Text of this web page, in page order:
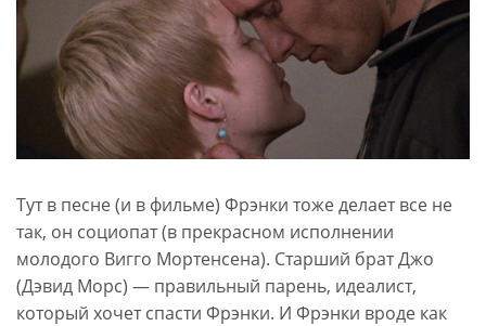
Тут в песне (и в фильме) Фрэнки тоже делает все не
так, он социопат (в прекрасном исполнении
молодого Вигго Мортенсена). Старший брат Джо
(Дэвид Морс) — правильный парень, идеалист,
который хочет спасти Фрэнки. И Фрэнки вроде как